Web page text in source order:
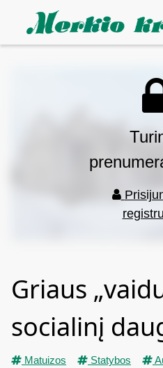
Griaus
socialinį
Matuizos Statybos